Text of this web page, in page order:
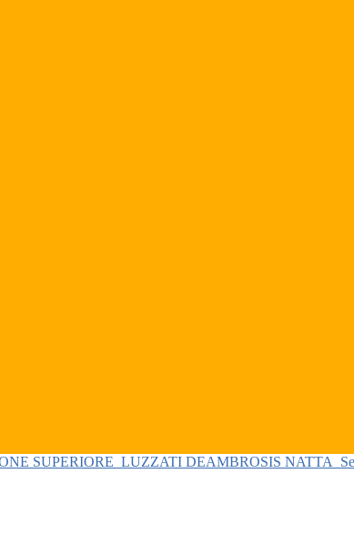
SUPERIORE LUZZATI DEAMBROSIS NATTA